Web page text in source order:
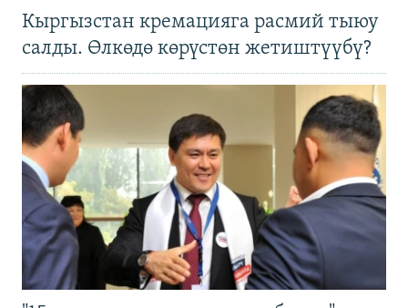
Кыргызстан кремацияга расмий тыюу
салды. Өлкөдө көрүстөн жетиштүүбү?